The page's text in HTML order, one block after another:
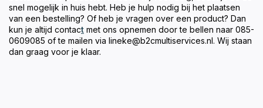
snel mogelijk in huis hebt. Heb je hulp nodig bij het plaatsen
van een bestelling? Of heb je vragen over een product? Dan
kun je altijd contact met ons opnemen door te bellen naar 085-
0609085 of te mailen via lineke@b2cmultiservices.nl. Wij staan
dan graag voor je klaar.